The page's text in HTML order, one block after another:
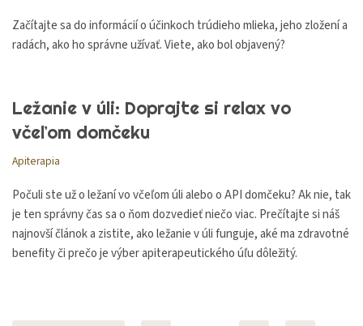
Začítajte sa do informácií o účinkoch trúdieho mlieka, jeho zložení a
radách, ako ho správne užívať. Viete, ako bol objavený?
Ležanie v úli: Doprajte si relax vo
včeľom domčeku
Apiterapia
Počuli ste už o ležaní vo včeľom úli alebo o API domčeku? Ak nie, tak
je ten správny čas sa o ňom dozvedieť niečo viac. Prečítajte si náš
najnovší článok a zistite, ako ležanie v úli funguje, aké ma zdravotné
benefity či prečo je výber apiterapeutického úľu dôležitý.